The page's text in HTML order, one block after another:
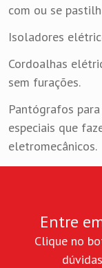
com ou se
Isoladores
Cordoalhas
sem furações.
Pantógrafos
especiais que
eletromecânicos.
Entre
Clique no